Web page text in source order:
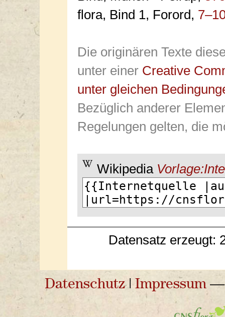
flora, Bind 1, Forord,
Die originären Texte
unter einer Creative
unter gleichen
Bezüglich anderer
Regelungen gelten, die
Wikipedia
Datensatz erzeugt:
Datenschutz| Impressum—